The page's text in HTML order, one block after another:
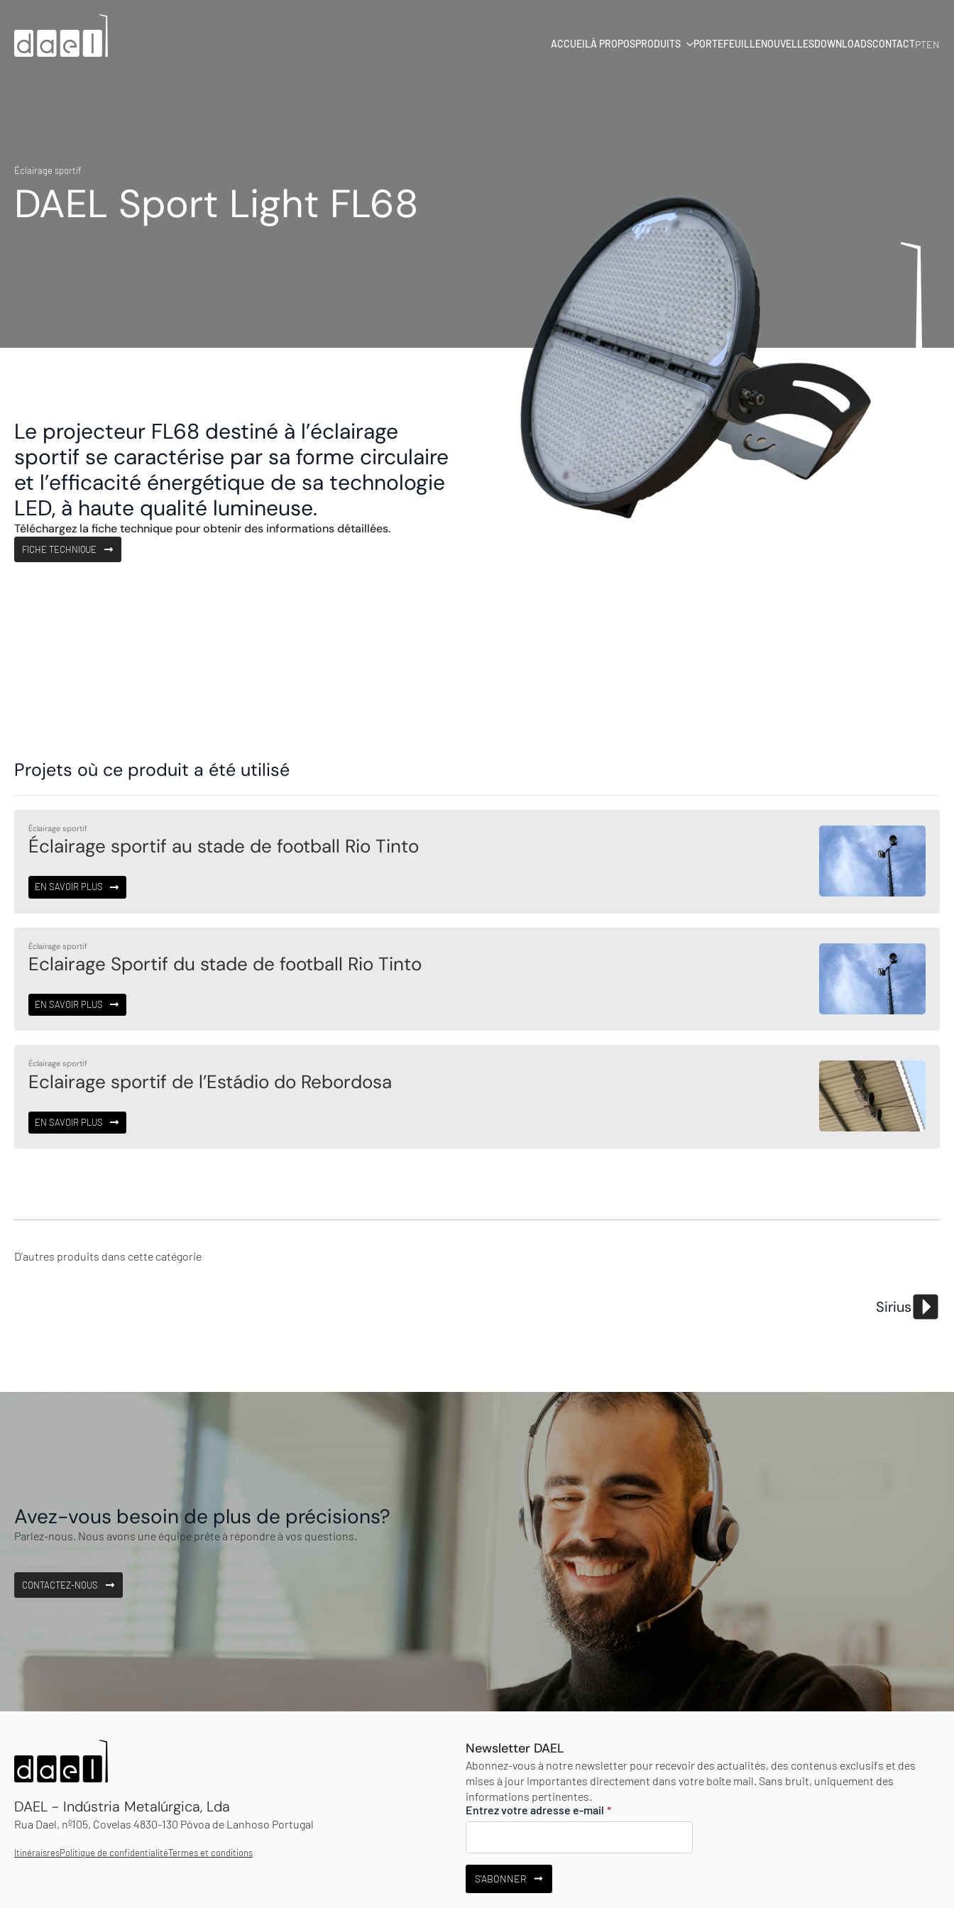
ACCUEILÀ PROPOSPRODUITS PORTEFEUILLENOUVELLESDOWNLOADSCONTACTPTEN
Éclairage sportif
DAEL Sport Light FL68
Le projecteur FL68 destiné à l’éclairage
sportif se caractérise par sa forme circulaire
et l’efficacité énergétique de sa technologie
LED, à haute qualité lumineuse.
Téléchargez la fiche technique pour obtenir des informations détaillées.
FICHE TECHNIQUE
Projets où ce produit a été utilisé
Éclairage sportif
Éclairage sportif au stade de football Rio Tinto
EN SAVOIR PLUS
Éclairage sportif
Eclairage Sportif du stade de football Rio Tinto
EN SAVOIR PLUS
Éclairage sportif
Eclairage sportif de l’Estádio do Rebordosa
EN SAVOIR PLUS
D'autres produits dans cette catégorie
Sirius
Avez-vous besoin de plus de précisions?
Parlez-nous. Nous avons une équipe prête à répondre à vos questions.
CONTACTEZ-NOUS
DAEL - Indústria Metalúrgica, Lda
Rua Dael, nº105, Covelas 4830-130 Póvoa de Lanhoso Portugal
ItinéraisresPolitique de confidentialitéTermes et conditions
Newsletter DAEL
Abonnez-vous à notre newsletter pour recevoir des actualités, des contenus exclusifs et des
mises à jour importantes directement dans votre boîte mail. Sans bruit, uniquement des
informations pertinentes.
Entrez votre adresse e-mail *
S'ABONNER